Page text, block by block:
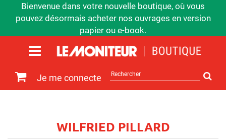
Bienvenue dans votre nouvelle boutique, où vous
pouvez désormais acheter nos ouvrages en version
papier ou e-book.
Je me connecte
sur
le
WILFRIED PILLARD